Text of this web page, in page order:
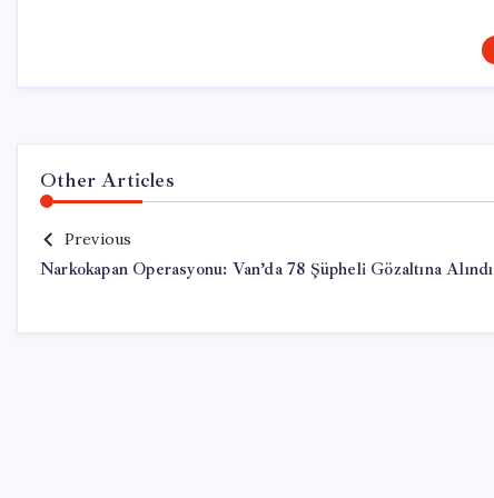
Other Articles
Previous
Narkokapan Operasyonu: Van’da 78 Şüpheli Gözaltına Alındı